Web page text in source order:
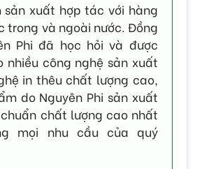
sản xuất hợp tác với hàng
trong và ngoài nước. Đồng
Phi đã học hỏi và được
nhiều công nghệ sản xuất
in thêu chất lượng cao,
do Nguyên Phi sản xuất
chất lượng cao nhất
mọi nhu cầu của quý